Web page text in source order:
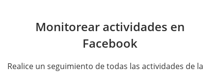
Monitorear actividades en
Facebook
Realice un seguimiento de todas las actividades de la